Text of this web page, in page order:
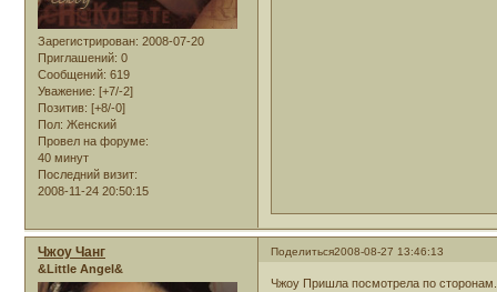
Зарегистрирован: 2008-07-20
Приглашений: 0
Сообщений: 619
Уважение: [+7/-2]
Позитив: [+8/-0]
Пол: Женский
Провел на форуме:
40 минут
Последний визит:
2008-11-24 20:50:15
Поделиться2008-08-27 13:46:13
Чжоу Чанг
&Little Angel&
Чжоу Пришла посмотрела по